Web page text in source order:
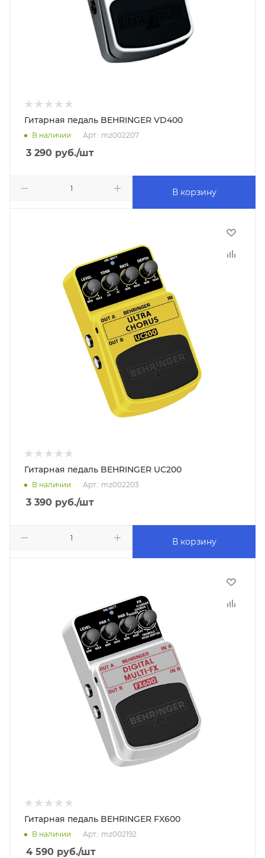
Гитарная педаль BEHRINGER VD400
В наличии Арт.: mz002207
3 290 руб./шт
В корзину
Гитарная педаль BEHRINGER UC200
В наличии Арт.: mz002203
3 390 руб./шт
В корзину
Гитарная педаль BEHRINGER FX600
В наличии Арт.: mz002192
4 590 руб./шт